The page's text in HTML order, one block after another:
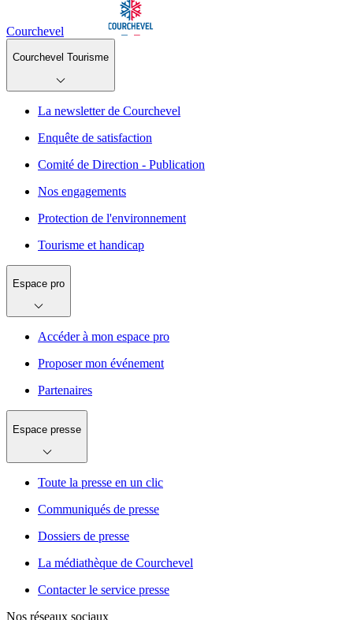
Courchevel
Courchevel Tourisme
La newsletter de Courchevel
Enquête de satisfaction
Comité de Direction - Publication
Nos engagements
Protection de l'environnement
Tourisme et handicap
Espace pro
Accéder à mon espace pro
Proposer mon événement
Partenaires
Espace presse
Toute la presse en un clic
Communiqués de presse
Dossiers de presse
La médiathèque de Courchevel
Contacter le service presse
Nos réseaux sociaux